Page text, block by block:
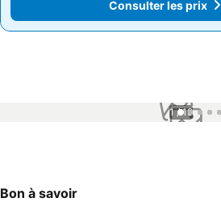
Consulter les prix
Consulter les prix
1 / 19
Bon à savoir